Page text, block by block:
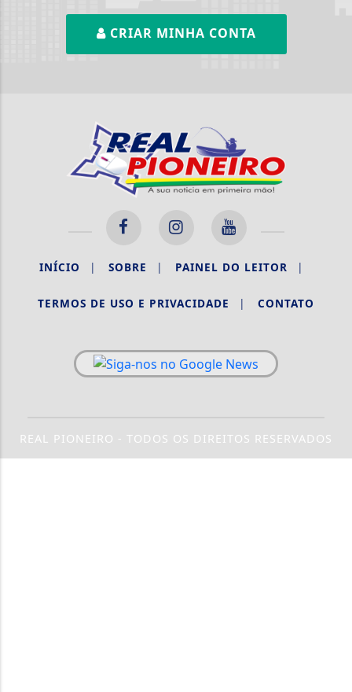
CRIAR MINHA CONTA
INÍCIO | SOBRE | PAINEL DO LEITOR |
TERMOS DE USO E PRIVACIDADE | CONTATO
REAL PIONEIRO - TODOS OS DIREITOS RESERVADOS